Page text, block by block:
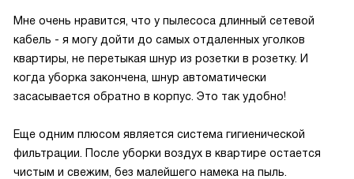
Мне очень нравится, что у пылесоса длинный сетевой
кабель - я могу дойти до самых отдаленных уголков
квартиры, не перетыкая шнур из розетки в розетку. И
когда уборка закончена, шнур автоматически
засасывается обратно в корпус. Это так удобно!
Еще одним плюсом является система гигиенической
фильтрации. После уборки воздух в квартире остается
чистым и свежим, без малейшего намека на пыль.